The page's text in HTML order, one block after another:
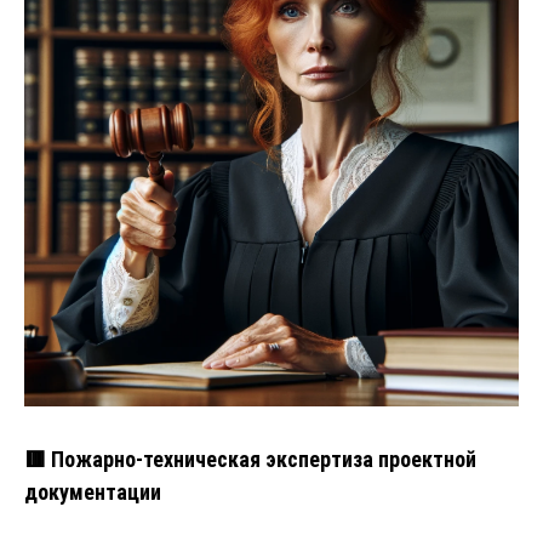
🟥 Пожарно-техническая экспертиза проектной
документации